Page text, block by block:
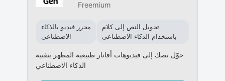
Freemium
محرر فيديو بالذكاء
الاصطناعي
تحويل النص إلى كلام
باستخدام الذكاء الاصطناعي
حوّل نصك إلى فيديوهات أفاتار طبيعية المظهر بتقنية
الذكاء الاصطناعي